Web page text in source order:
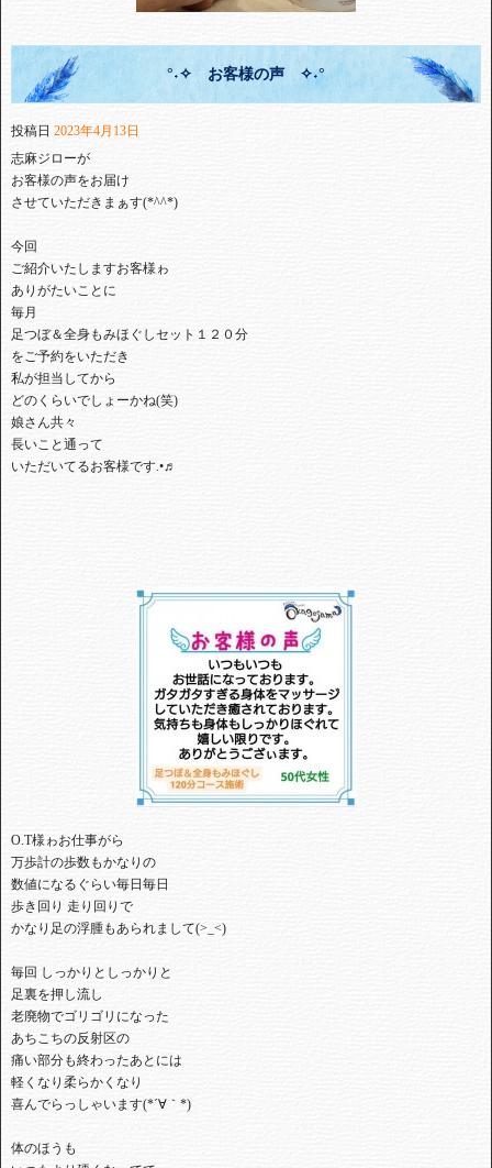
°˖✧ お客様の声 ✧˖°
投稿日 2023年4月13日
志麻ジローが⁡
⁡お客様の声をお届け⁡
させていただきまぁす(*^^*)⁡
今回⁡
⁡ご紹介いたしますお客様ゎ⁡
⁡ありがたいことに
毎月⁡
⁡足つぼ＆全身もみほぐしセット１２０分⁡
⁡をご予約をいただき⁡⁡
私が⁡担当してから⁡
どのくらいでしょーかね(笑)⁡
娘さん共々⁡
⁡長いこと通って⁡
⁡いただいてるお客様です.•♬⁡⁡
⁡O.T様ゎ⁡⁡お仕事がら⁡
⁡万歩計の歩数もかなりの⁡
⁡数値になるぐらい毎日毎日⁡
⁡歩き回り 走り回り⁡で⁡
⁡かなり足の浮腫もあられまして(>_<)
⁡毎回 しっかりとしっかりと⁡
⁡足裏を押し流し⁡
⁡老廃物でゴリゴリになった⁡
⁡⁡あちこちの反射区の
⁡痛い部分も終わったあとに⁡は
軽くなり⁡柔らかくなり⁡
⁡喜んでらっしゃいます(*´∀｀*)⁡
⁡体のほうも⁡⁡